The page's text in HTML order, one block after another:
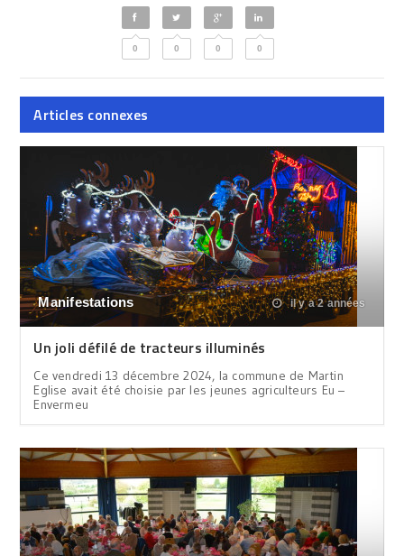
0 0 0 0
Articles connexes
Manifestations il y a 2 années
Un joli défilé de tracteurs illuminés
Ce vendredi 13 décembre 2024, la commune de Martin
Eglise avait été choisie par les jeunes agriculteurs Eu –
Envermeu